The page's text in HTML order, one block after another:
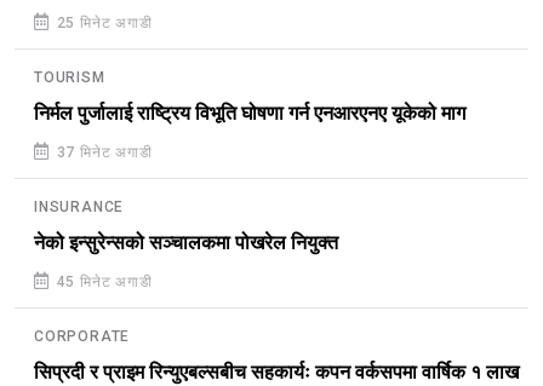
25 मिनेट अगाडी
TOURISM
निर्मल पुर्जालाई राष्ट्रिय विभूति घोषणा गर्न एनआरएनए यूकेको माग
37 मिनेट अगाडी
INSURANCE
नेको इन्सुरेन्सको सञ्चालकमा पोखरेल नियुक्त
45 मिनेट अगाडी
CORPORATE
सिप्रदी र प्राइम रिन्युएबल्सबीच सहकार्यः कपन वर्कसपमा वार्षिक १ लाख